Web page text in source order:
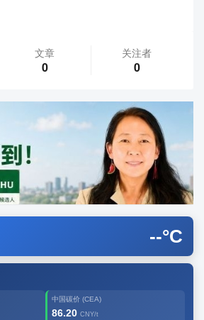
文章
0
关注者
0
--°C
中国碳价 (CEA)
86.20 CNY/t